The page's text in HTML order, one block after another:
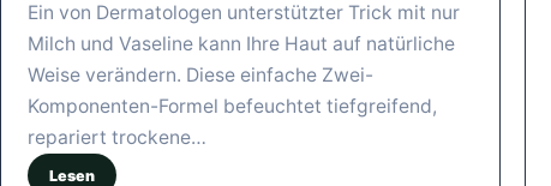
Ein von Dermatologen unterstützter Trick mit nur
Milch und Vaseline kann Ihre Haut auf natürliche
Weise verändern. Diese einfache Zwei-
Komponenten-Formel befeuchtet tiefgreifend,
repariert trockene…
Lesen